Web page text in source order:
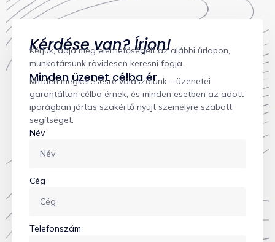
Kérdése van? Írjon!
Kérjük, adja meg elérhetőségeit az alábbi űrlapon,
munkatársunk rövidesen keresni fogja.
Minden üzenet célba ér
Minden megkeresésre válaszolunk – üzenetei
garantáltan célba érnek, és minden esetben az adott
iparágban jártas szakértő nyújt személyre szabott
segítséget.
Név
Cég
Telefonszám